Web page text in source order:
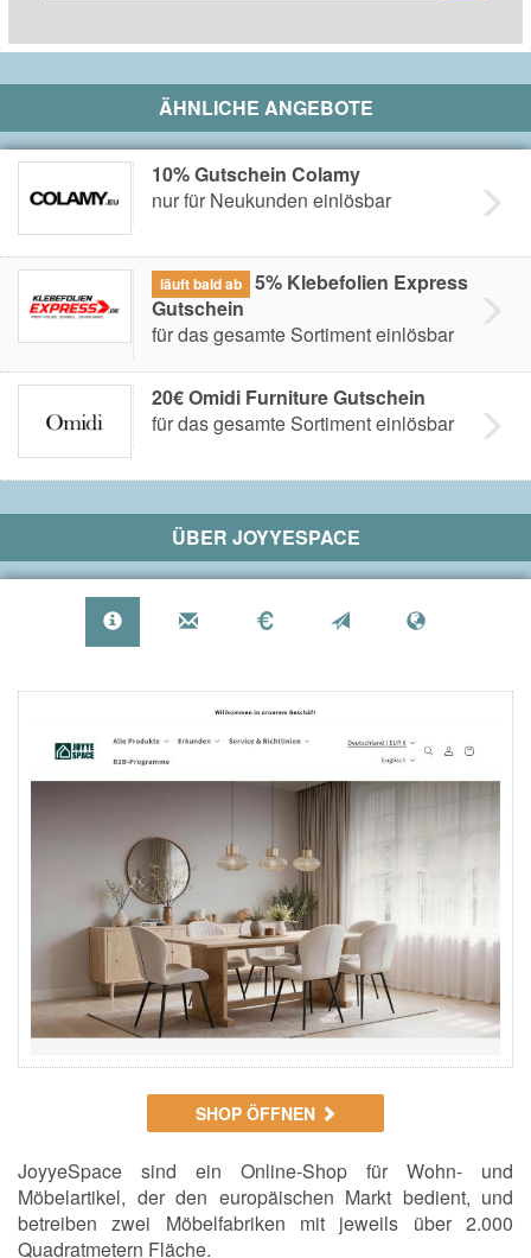
ÄHNLICHE ANGEBOTE
10% Gutschein Colamy
nur für Neukunden einlösbar
läuft bald ab
5% Klebefolien Express
Gutschein
für das gesamte Sortiment einlösbar
20€ Omidi Furniture Gutschein
für das gesamte Sortiment einlösbar
ÜBER JOYYESPACE
SHOP ÖFFNEN
JoyyeSpace sind ein Online-Shop für Wohn- und
Möbelartikel, der den europäischen Markt bedient, und
betreiben zwei Möbelfabriken mit jeweils über 2.000
Quadratmetern Fläche.